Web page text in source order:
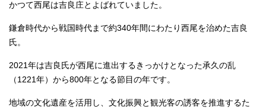
かつて西尾は吉良庄とよばれていました。
鎌倉時代から戦国時代まで約340年間にわたり西尾を治めた吉良
氏。
2021年は吉良氏が西尾に進出するきっかけとなった承久の乱
（1221年）から800年となる節目の年です。
地域の文化遺産を活用し、文化振興と観光客の誘客を推進するた